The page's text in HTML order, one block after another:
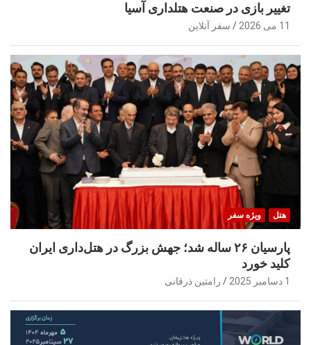
تغییر بازی در صنعت هتلداری آسیا
11 می 2026 سفر آنلاین
هتل ویژه سفر
پارسیان ۲۶ ساله شد؛ جهش بزرگ در هتل‌داری ایران
کلید خورد
1 دسامبر 2025 رامتین ذرقانی